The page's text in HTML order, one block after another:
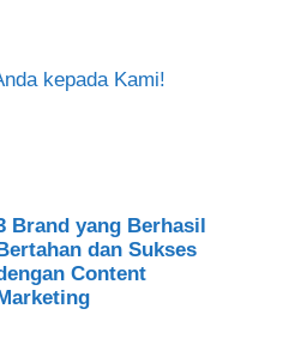
kepada Kami!
Brand yang Berhasil
dan Sukses
Content